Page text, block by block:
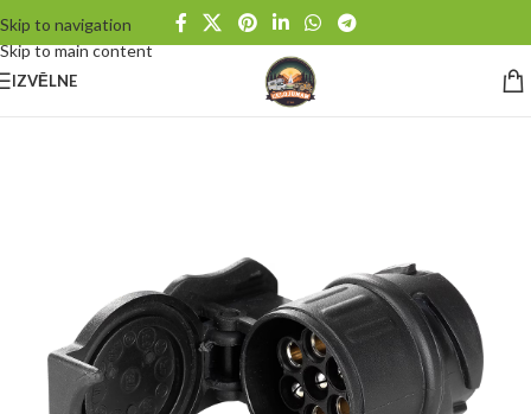
Skip to navigation
Skip to main content
IZVĒLNE